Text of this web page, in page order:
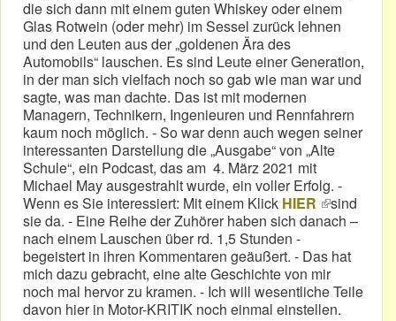
die sich dann mit einem guten Whiskey oder einem
Glas Rotwein (oder mehr) im Sessel zurück lehnen
und den Leuten aus der „goldenen Ära des
Automobils“ lauschen. Es sind Leute einer Generation,
in der man sich vielfach noch so gab wie man war und
sagte, was man dachte. Das ist mit modernen
Managern, Technikern, Ingenieuren und Rennfahrern
kaum noch möglich. - So war denn auch wegen seiner
interessanten Darstellung die „Ausgabe“ von „Alte
Schule“, ein Podcast, das am 4. März 2021 mit
Michael May ausgestrahlt wurde, ein voller Erfolg. -
Wenn es Sie interessiert: Mit einem Klick HIER (link is
external)
sind
sie da. - Eine Reihe der Zuhörer haben sich danach –
nach einem Lauschen über rd. 1,5 Stunden -
begeistert in ihren Kommentaren geäußert. - Das hat
mich dazu gebracht, eine alte Geschichte von mir
noch mal hervor zu kramen. - Ich will wesentliche Teile
davon hier in Motor-KRITIK noch einmal einstellen.